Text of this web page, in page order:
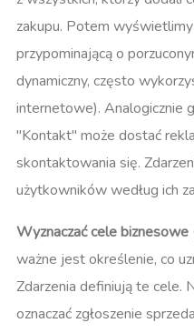
zakupu. Potem
przypominającą o
dynamiczny, często
internetowe). Analogicznie
"Kontakt" może dostać
skontaktowania się.
użytkowników według ich
Wyznaczać cele biznesowe
ważne jest określenie, co
Zdarzenia definiują te cele.
oznaczać zgłoszenie